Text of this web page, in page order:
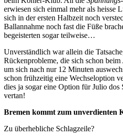
erwiesen sich einmal mehr als heisse
sich in der ersten Halbzeit noch
Ballannahme noch fast die Füße
begeisterten sogar teilweise…
Unverständlich war allein die
Rückenprobleme, die sich schon
um sich nach nur 12 Minuten
schon frühzeitig eine Wechseloption
dies ja sogar eine Option für Julio dos
vertan!
Bremen kommt zum unverdienten
Zu überhebliche Schlagzeile?